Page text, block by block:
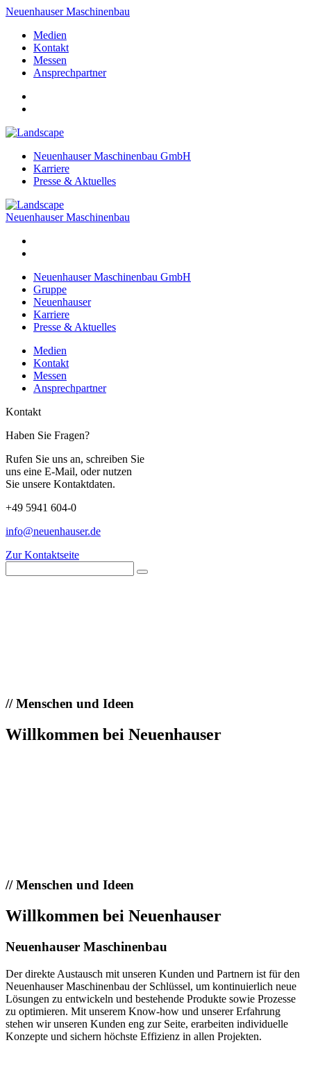
Neuenhauser Maschinenbau
Medien
Kontakt
Messen
Ansprechpartner
Neuenhauser Maschinenbau GmbH
Karriere
Presse & Aktuelles
Neuenhauser Maschinenbau
Neuenhauser Maschinenbau GmbH
Gruppe
Neuenhauser
Karriere
Presse & Aktuelles
Medien
Kontakt
Messen
Ansprechpartner
Kontakt
Haben Sie Fragen?
Rufen Sie uns an, schreiben Sie
uns eine E-Mail, oder nutzen
Sie unsere Kontaktdaten.
+49 5941 604-0
info@neuenhauser.de
Zur Kontaktseite
//Menschen und Ideen
Willkommen bei Neuenhauser
//Menschen und Ideen
Willkommen bei Neuenhauser
Neuenhauser Maschinenbau
Der direkte Austausch mit unseren Kunden und Partnern ist für den
Neuenhauser Maschinenbau der Schlüssel, um kontinuierlich neue
Lösungen zu entwickeln und bestehende Produkte sowie Prozesse
zu optimieren. Mit unserem Know-how und unserer Erfahrung
stehen wir unseren Kunden eng zur Seite, erarbeiten individuelle
Konzepte und sichern höchste Effizienz in allen Projekten.